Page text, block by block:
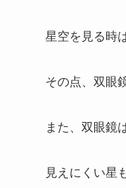
星空を見る時
その点、双眼
また、双眼鏡
見えにくい星